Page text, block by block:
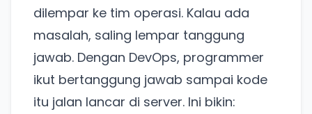
dilempar ke tim operasi. Kalau ada
masalah, saling lempar tanggung
jawab. Dengan DevOps, programmer
ikut bertanggung jawab sampai kode
itu jalan lancar di server. Ini bikin: